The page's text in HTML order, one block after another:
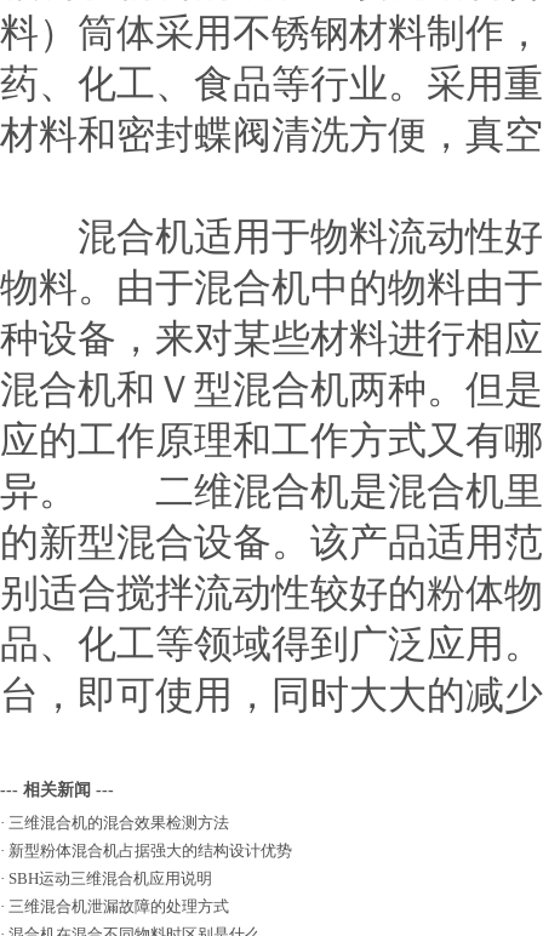
料）筒体采用不锈钢材料制作
药、化工、食品等行业。采用
材料和密封蝶阀清洗方便，真
混合机适用于物料流动性好
物料。由于混合机中的物料由
种设备，来对某些材料进行相
混合机和Ｖ型混合机两种。但
应的工作原理和工作方式又有
异。 二维混合机是混合机里
的新型混合设备。该产品适用
别适合搅拌流动性较好的粉体
品、化工等领域得到广泛应用
台，即可使用，同时大大的减
--- 相关新闻 ---
· 三维混合机的混合效果检测方法
· 新型粉体混合机占据强大的结构设计优势
· SBH运动三维混合机应用说明
· 三维混合机泄漏故障的处理方式